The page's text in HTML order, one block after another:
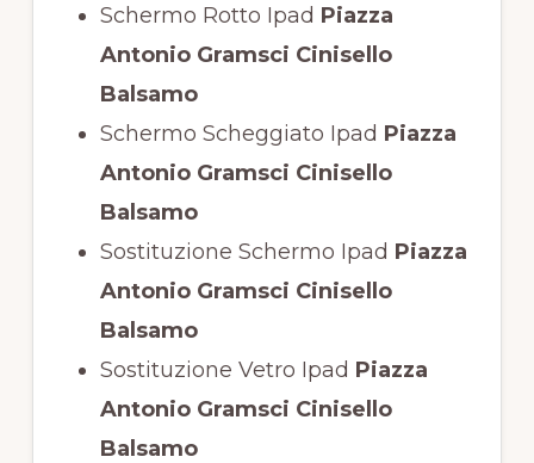
Schermo Rotto Ipad Piazza
Antonio Gramsci Cinisello
Balsamo
Schermo Scheggiato Ipad Piazza
Antonio Gramsci Cinisello
Balsamo
Sostituzione Schermo Ipad Piazza
Antonio Gramsci Cinisello
Balsamo
Sostituzione Vetro Ipad Piazza
Antonio Gramsci Cinisello
Balsamo